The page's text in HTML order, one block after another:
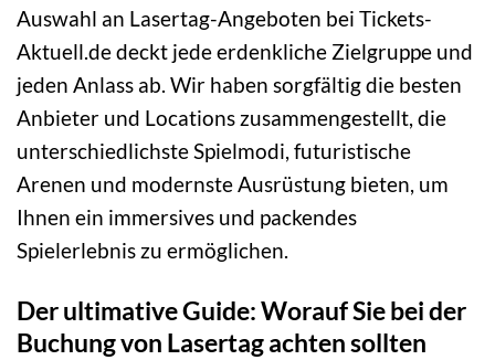
Auswahl an Lasertag-Angeboten bei Tickets-
Aktuell.de deckt jede erdenkliche Zielgruppe und
jeden Anlass ab. Wir haben sorgfältig die besten
Anbieter und Locations zusammengestellt, die
unterschiedlichste Spielmodi, futuristische
Arenen und modernste Ausrüstung bieten, um
Ihnen ein immersives und packendes
Spielerlebnis zu ermöglichen.
Der ultimative Guide: Worauf Sie bei der
Buchung von Lasertag achten sollten